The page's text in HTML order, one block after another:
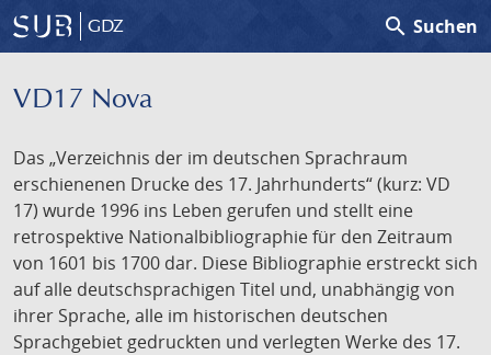
GDZ search Suchen
VD17 Nova
Das „Verzeichnis der im deutschen Sprachraum
erschienenen Drucke des 17. Jahrhunderts“ (kurz: VD
17) wurde 1996 ins Leben gerufen und stellt eine
retrospektive Nationalbibliographie für den Zeitraum
von 1601 bis 1700 dar. Diese Bibliographie erstreckt sich
auf alle deutschsprachigen Titel und, unabhängig von
ihrer Sprache, alle im historischen deutschen
Sprachgebiet gedruckten und verlegten Werke des 17.